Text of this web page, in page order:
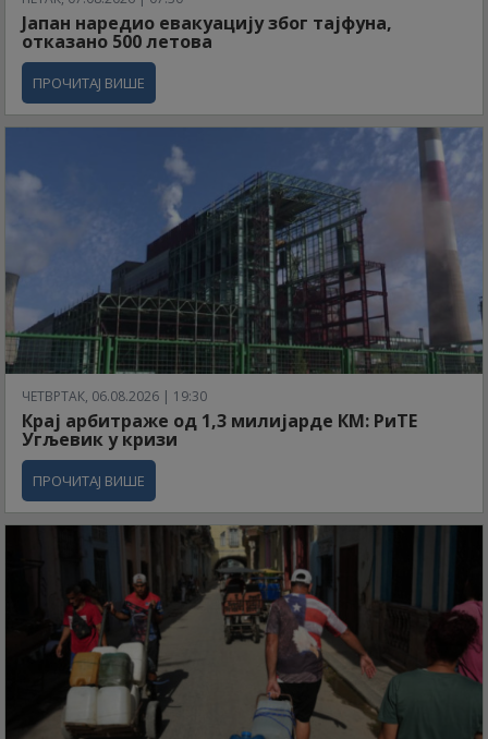
Јапан наредио евакуацију због тајфуна,
отказано 500 летова
ПРОЧИТАЈ ВИШЕ
ЧЕТВРТАК, 06.08.2026 | 19:30
Крај арбитраже од 1,3 милијарде КМ: РиТЕ
Угљевик у кризи
ПРОЧИТАЈ ВИШЕ